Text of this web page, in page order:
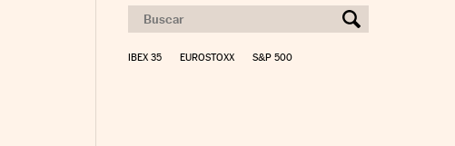
IBEX 35 EUROSTOXX S&P 500